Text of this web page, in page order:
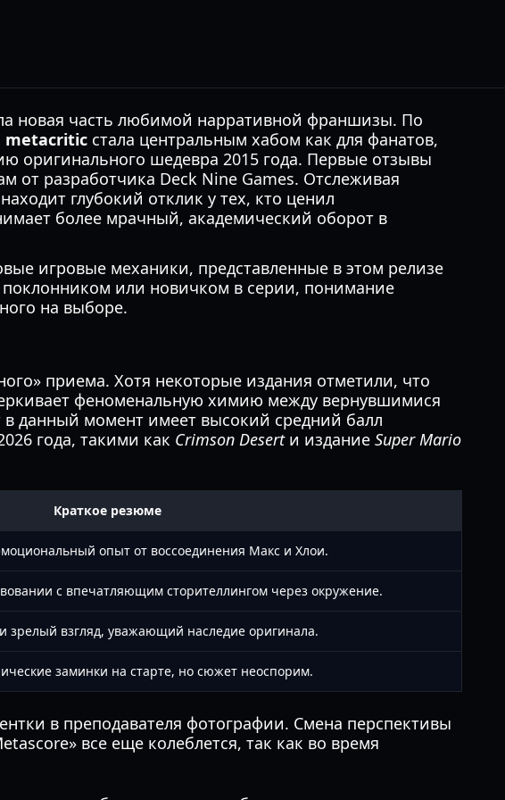
новая часть любимой нарративной франшизы. По
metacritic стала центральным хабом как для фанатов,
оригинального шедевра 2015 года. Первые отзывы
разработчика Deck Nine Games. Отслеживая
глубокий отклик у тех, кто ценил
более мрачный, академический оборот в
игровые механики, представленные в этом релизе
поклонником или новичком в серии, понимание
на выборе.
приема. Хотя некоторые издания отметили, что
феноменальную химию между вернувшимися
в данный момент имеет высокий средний балл
года, такими как Crimson Desertи издание Super Mario
Краткое резюме
опыт от воссоединения Макс и Хлои.
с впечатляющим сторителлингом через окружение.
зрелый взгляд, уважающий наследие оригинала.
заминки на старте, но сюжет неоспорим.
в преподавателя фотографии. Смена перспективы
все еще колеблется, так как во время